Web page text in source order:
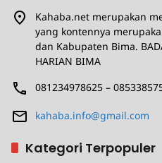
Kahaba.net merupakan
yang kontennya
dan Kabupaten Bima.
HARIAN BIMA
081234978625 –
kahaba.info@gmail.com
Kategori Terpopuler